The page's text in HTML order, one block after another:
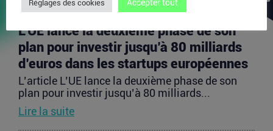
L’UE lance la deuxième phase de son
plan pour investir jusqu’à 80 milliards
d’euros dans les startups européennes
L’article L’UE lance la deuxième phase de son
plan pour investir jusqu’à 80 milliards...
Lire la suite
Réglages des cookies Accepter tout